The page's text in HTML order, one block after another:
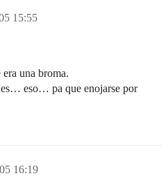
15:55
era una broma.
eso… pa que enojarse por
16:19